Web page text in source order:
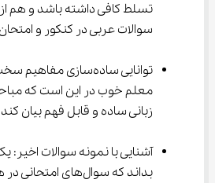
تسلط کافی داشته باشد و هم
سوالات عربی در کنکور و
توانایی ساده‌سازی
معلم خوب در این است که
زبانی ساده و قابل‌ فهم بیان کند.
آشنایی با نمونه‌
بداند که سوال‌های